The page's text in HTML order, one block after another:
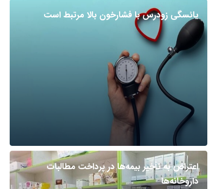
یائسگی زودرس با فشارخون بالا مرتبط است
اعتراض به تأخیر بیمه‌ها در پرداخت مطالبات
داروخانه‌ها